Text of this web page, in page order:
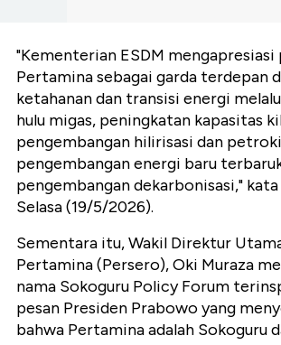
"Kementerian ESDM mengapresiasi
Pertamina sebagai garda terdepan
ketahanan dan transisi energi
hulu migas, peningkatan kapasitas
pengembangan hilirisasi dan
pengembangan energi baru
pengembangan dekarbonisasi,"
Selasa (19/5/2026).
Sementara itu, Wakil Direktur
Pertamina (Persero), Oki Muraza
nama Sokoguru Policy Forum
pesan Presiden Prabowo yang
bahwa Pertamina adalah Sokoguru